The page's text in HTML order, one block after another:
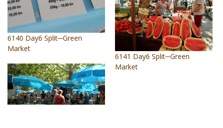
6140 Day6 Split─Green
Market
6141 Day6 Split─Green
Market